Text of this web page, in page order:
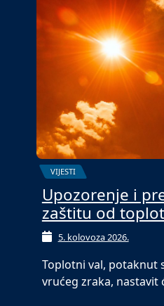
VIJESTI
Upozorenje i
zaštitu od
5. kolovoza 2026.
Toplotni val, potaknut
vrućeg zraka, nastavit